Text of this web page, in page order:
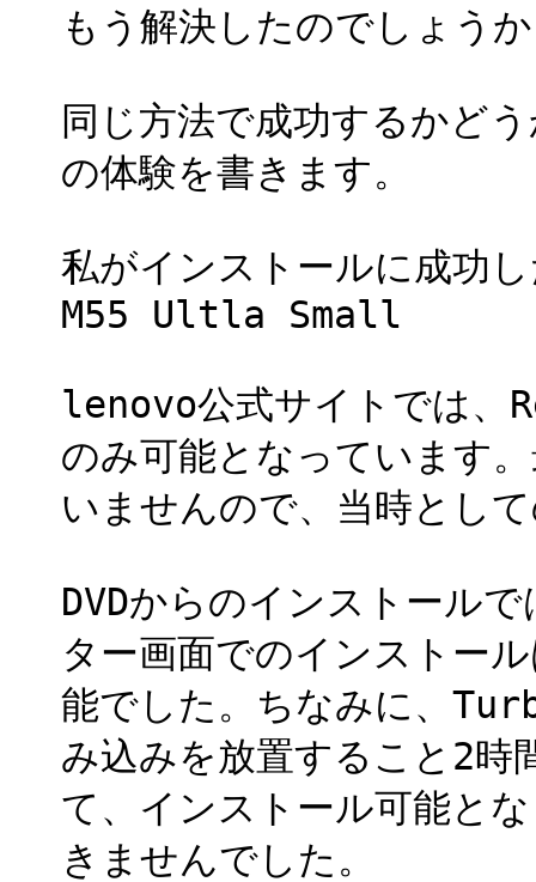
もう解決したのでしょう
同じ方法で成功するかど
の体験を書きます。
私がインストールに成
M55 Ultla Small
lenovo公式サイトでは
のみ可能となっています
いませんので、当時とし
DVDからのインストール
ター画面でのインストー
能でした。ちなみに、
み込みを放置すること2時
て、インストール可能と
きませんでした。